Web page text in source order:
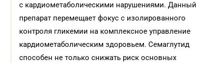
с кардиометаболическими нарушениями. Данный
препарат перемещает фокус с изолированного
контроля гликемии на комплексное управление
кардиометаболическим здоровьем. Семаглутид
способен не только снижать риск основных